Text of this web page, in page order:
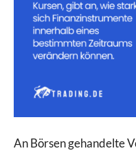
An Börsen gehandelte